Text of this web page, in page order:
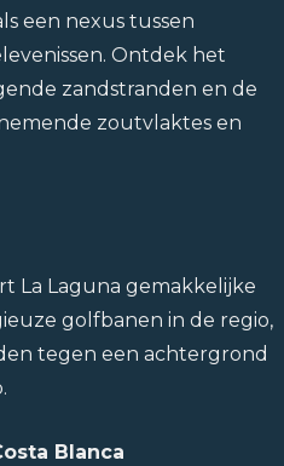
een nexus tussen
Ontdek het
zandstranden en de
zoutvlaktes en
La Laguna gemakkelijke
golfbanen in de regio,
tegen een achtergrond
Blanca